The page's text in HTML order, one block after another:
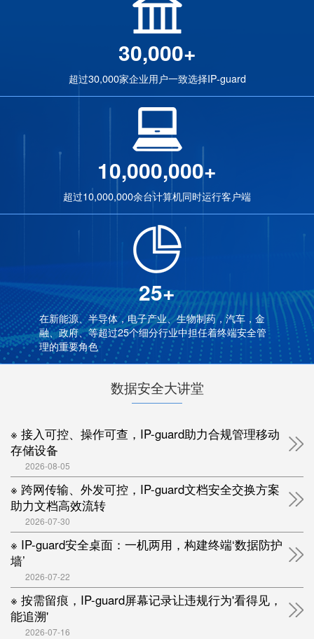
30,000+
超过30,000家企业用户一致选择IP-guard
10,000,000+
超过10,000,000余台计算机同时运行客户端
25+
在新能源、半导体，电子产业、生物制药，汽车，金
融、政府、等超过25个细分行业中担任着终端安全管
理的重要角色
数据安全大讲堂
※ 接入可控、操作可查，IP-guard助力合规管理移动
存储设备
2026-08-05
※ 跨网传输、外发可控，IP-guard文档安全交换方案
助力文档高效流转
2026-07-30
※ IP-guard安全桌面：一机两用，构建终端‘数据防护
墙’
2026-07-22
※ 按需留痕，IP-guard屏幕记录让违规行为'看得见，
能追溯'
2026-07-16